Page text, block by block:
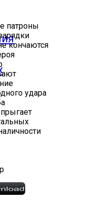
патроны
кончаются
удара